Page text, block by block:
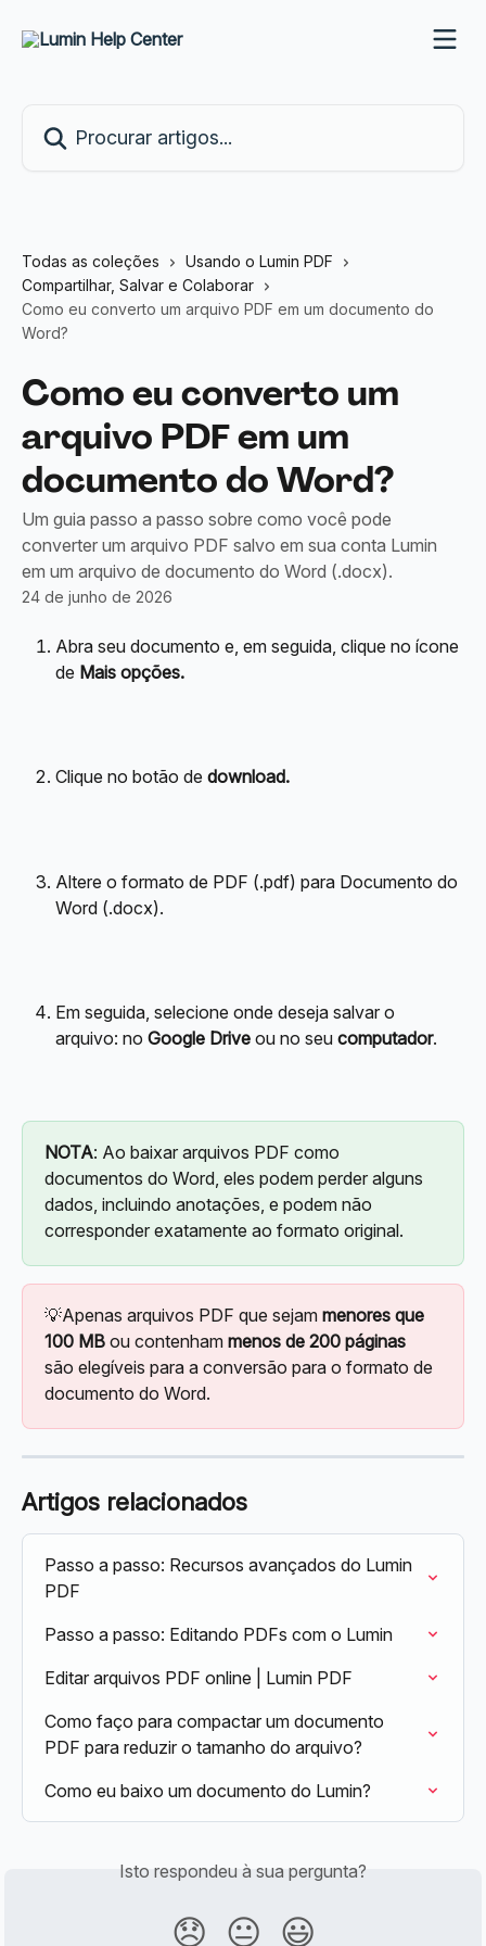
Todas as coleções
Usando o Lumin PDF
Compartilhar, Salvar e Colaborar
Como eu converto um arquivo PDF em um documento do
Word?
Como eu converto um
arquivo PDF em um
documento do Word?
Um guia passo a passo sobre como você pode
converter um arquivo PDF salvo em sua conta Lumin
em um arquivo de documento do Word (.docx).
24 de junho de 2026
Abra seu documento e, em seguida, clique no ícone
de Mais opções.
Clique no botão de download.
Altere o formato de PDF (.pdf) para Documento do
Word (.docx).
Em seguida, selecione onde deseja salvar o
arquivo: no Google Drive ou no seu computador.
NOTA: Ao baixar arquivos PDF como
documentos do Word, eles podem perder alguns
dados, incluindo anotações, e podem não
corresponder exatamente ao formato original.
💡Apenas arquivos PDF que sejam menores que
100 MB ou contenham menos de 200 páginas
são elegíveis para a conversão para o formato de
documento do Word.
Artigos relacionados
Passo a passo: Recursos avançados do Lumin
PDF
Passo a passo: Editando PDFs com o Lumin
Editar arquivos PDF online | Lumin PDF
Como faço para compactar um documento
PDF para reduzir o tamanho do arquivo?
Como eu baixo um documento do Lumin?
Isto respondeu à sua pergunta?
😞 😐 😃